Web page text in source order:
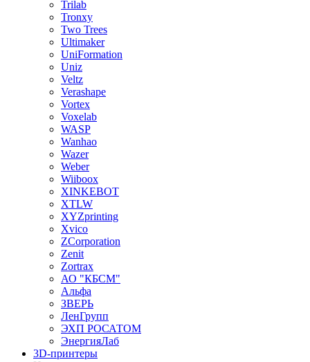
Trilab
Tronxy
Two Trees
Ultimaker
UniFormation
Uniz
Veltz
Verashape
Vortex
Voxelab
WASP
Wanhao
Wazer
Weber
Wiiboox
XINKEBOT
XTLW
XYZprinting
Xvico
ZCorporation
Zenit
Zortrax
АО "КБСМ"
Альфа
ЗВЕРЬ
ЛенГрупп
ЭХП РОСАТОМ
ЭнергияЛаб
3D-принтеры